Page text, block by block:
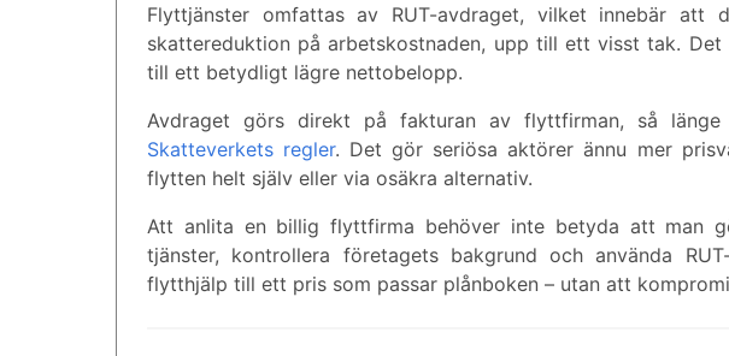
Flyttjänster omfattas av RUT-avdraget, vilket innebär
skattereduktion på arbetskostnaden, upp till ett visst tak.
till ett betydligt lägre nettobelopp.
Avdraget görs direkt på fakturan av flyttfirman, så
Skatteverkets regler. Det gör seriösa aktörer ännu mer
flytten helt själv eller via osäkra alternativ.
Att anlita en billig flyttfirma behöver inte betyda att man
tjänster, kontrollera företagets bakgrund och använda
flytthjälp till ett pris som passar plånboken – utan att